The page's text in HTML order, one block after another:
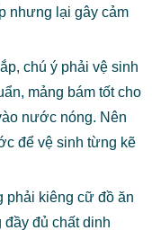
nhưng lại gây cảm
chú ý phải vệ sinh
mảng bám tốt cho
nước nóng. Nên
để vệ sinh từng kẽ
phải kiêng cữ đồ ăn
đầy đủ chất dinh